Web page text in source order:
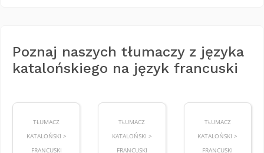
Poznaj naszych tłumaczy z języka
katalońskiego na język francuski
TŁUMACZ
KATALOŃSKI >
FRANCUSKI
TŁUMACZ
KATALOŃSKI >
FRANCUSKI
TŁUMACZ
KATALOŃSKI >
FRANCUSKI